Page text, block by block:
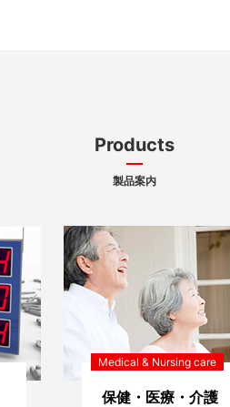
Products
製品案内
Medical & Nursing care
保健・医療・介護